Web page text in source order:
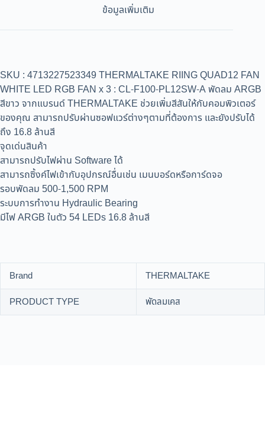
ข้อมูลเพิ่มเติม
SKU : 4713227523349 THERMALTAKE RIING QUAD12 FAN
WHITE LED RGB FAN x 3 : CL-F100-PL12SW-A พัดลม ARGB
สีขาว จากแบรนด์ THERMALTAKE ช่วยเพิ่มสีสันให้กับคอมพิวเตอร์
ของคุณ สามารถปรับผ่านซอฟแวร์ต่างๆตามที่ต้องการ และยังปรับได้
ถึง 16.8 ล้านสี
จุดเด่นสินค้า
สามารถปรับไฟผ่าน Software ได้
สามารถซิ้งค์ไฟเข้ากับอุปกรณ์อื่นเช่น เมนบอร์ดหรือการ์ดจอ
รอบพัดลม 500-1,500 RPM
ระบบการทำงาน Hydraulic Bearing
มีไฟ ARGB ในตัว 54 LEDs 16.8 ล้านสี
Brand
THERMALTAKE
PRODUCT TYPE
พัดลมเคส